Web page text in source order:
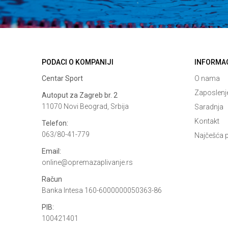
PODACI O KOMPANIJI
Centar Sport
Autoput za Zagreb br. 2
11070 Novi Beograd, Srbija
Telefon:
063/80-41-779
Email:
online@opremazaplivanje.rs
Račun
Banka Intesa 160-6000000050363-86
PIB:
100421401
O nama
Saradnja
Kontakt
Najčešća